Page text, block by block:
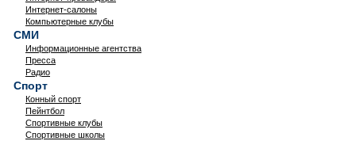
Интернет-салоны
Компьютерные клубы
СМИ
Информационные агентства
Пресса
Радио
Спорт
Конный спорт
Пейнтбол
Спортивные клубы
Спортивные школы